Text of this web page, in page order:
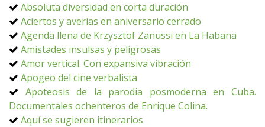
Absoluta diversidad en corta duración
Aciertos y averías en aniversario cerrado
Agenda llena de Krzysztof Zanussi en La Habana
Amistades insulsas y peligrosas
Amor vertical. Con expansiva vibración
Apogeo del cine verbalista
Apoteosis de la parodia posmoderna en Cuba.
Documentales ochenteros de Enrique Colina.
Aquí se sugieren itinerarios